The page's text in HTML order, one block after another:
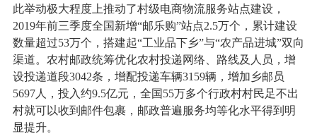
此举动极大程度上推动了村级电商物流服务站点建设，
2019年前三季度全国新增“邮乐购”站点2.5万个，累计建设
数量超过53万个，搭建起“工业品下乡”与“农产品进城”双向
渠道。农村邮政统筹优化农村投递网络、路线及人员，增
设投递道段3042条，增配投递车辆3159辆，增加乡邮员
5697人，投入约9.5亿元，全国55万多个行政村村民足不出
村就可以收到邮件包裹，邮政普遍服务均等化水平得到明
显提升。